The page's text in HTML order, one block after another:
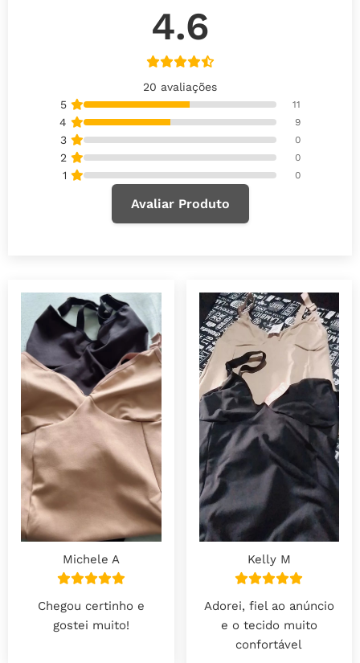
4.6
20 avaliações
5
11
4 9
3 0
2 0
1 0
Avaliar Produto
Michele A
Chegou certinho e
gostei muito!
Kelly M
Adorei, fiel ao anúncio
e o tecido muito
confortável